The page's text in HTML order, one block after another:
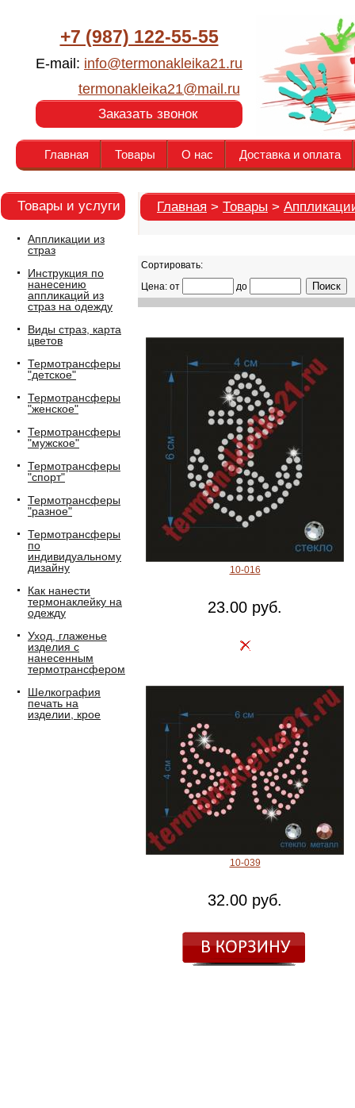
+7 (987) 122-55-55
E-mail: info@termonakleika21.ru
termonakleika21@mail.ru
Заказать звонок
Главная Товары О нас Доставка и оплата
Товары и услуги
Аппликации из
страз
Инструкция по
нанесению
аппликаций из
страз на одежду
Виды страз, карта
цветов
Термотрансферы
"детское"
Термотрансферы
"женское"
Термотрансферы
"мужское"
Термотрансферы
"спорт"
Термотрансферы
"разное"
Термотрансферы
по
индивидуальному
дизайну
Как нанести
термонаклейку на
одежду
Уход, глаженье
изделия с
нанесенным
термотрансфером
Шелкография
печать на
изделии, крое
Главная > Товары >
Сортировать:
Цена: от
до
10-016
23.00 руб.
10-039
32.00 руб.